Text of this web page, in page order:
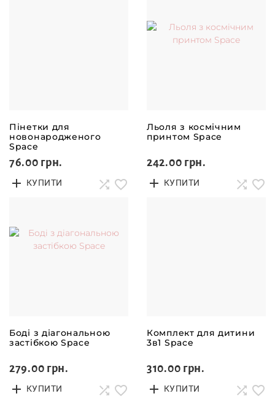
Пінетки для
новонародженого
Space
76.00 грн.
КУПИТИ
Льоля з космічним
принтом Space
242.00 грн.
КУПИТИ
Боді з діагональною
застібкою Space
279.00 грн.
КУПИТИ
Комплект для дитини
3в1 Space
310.00 грн.
КУПИТИ